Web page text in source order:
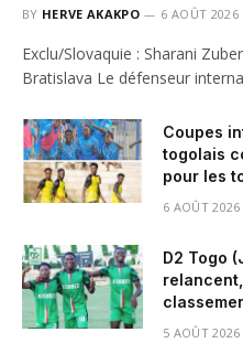
BY HERVE AKAKPO 6 AOÛT 2026
Exclu/Slovaquie : Sharani
Bratislava Le défenseur
Coupes
togolais
pour les
6 AOÛT 2026
D2 Togo
5 AOÛT 2026